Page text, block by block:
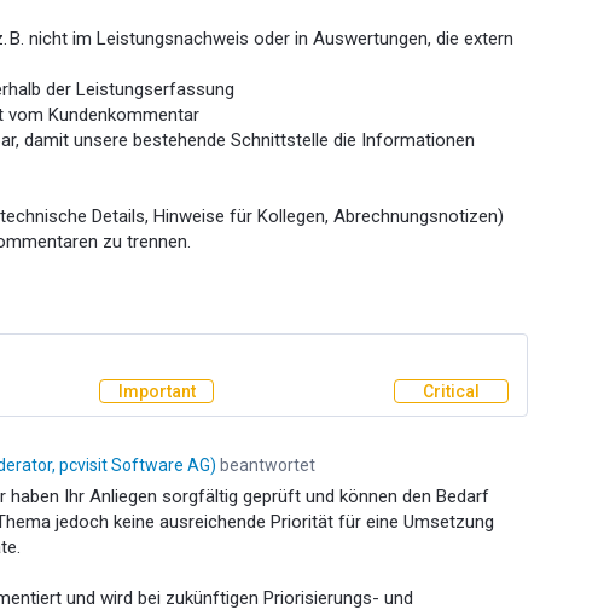
B. nicht im Leistungsnachweis oder in Auswertungen, die extern
der Leistungserfassung
vom Kundenkommentar
damit unsere bestehende Schnittstelle die Informationen
Details, Hinweise für Kollegen, Abrechnungsnotizen)
zu trennen.
Important Critical
pcvisit Software AG) beantwortet
haben Ihr Anliegen sorgfältig geprüft und können den Bedarf
jedoch keine ausreichende Priorität für eine Umsetzung
und wird bei zukünftigen Priorisierungs- und